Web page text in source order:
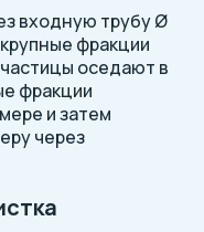
входную трубу Ø
фракции
оседают в
фракции
и затем
через